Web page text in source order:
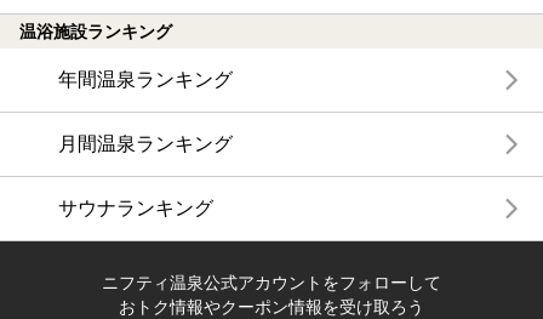
温浴施設ランキング
年間温泉ランキング
月間温泉ランキング
サウナランキング
ニフティ温泉公式アカウントをフォローして
おトク情報やクーポン情報を受け取ろう